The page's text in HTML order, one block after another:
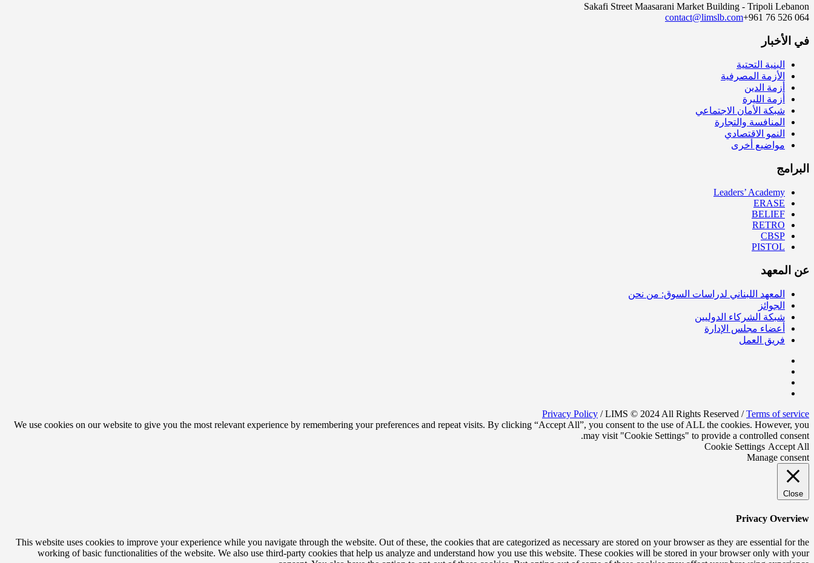
Sakafi Street Maasarani Market Building - Tripoli Lebanon
contact@limslb.com+961 76 526 064
في الأخبار
البنية التحتية
الأزمة المصرفية
أزمة الدين
أزمة الليرة
شبكة الأمان الاجتماعي
المنافسة والتجارة
النمو الاقتصادي
مواضيع أخرى
البرامج
Leaders’ Academy
ERASE
BELIEF
RETRO
CBSP
PISTOL
عن المعهد
المعهد اللبناني لدراسات السوق: من نحن
الجوائز
شبكة الشركاء الدوليين
أعضاء مجلس الإدارة
فريق العمل
Privacy Policy / LIMS © 2024 All Rights Reserved /Terms of service
We use cookies on our website to give you the most relevant experience by remembering your preferences and repeat visits. By clicking “Accept All”, you consent to the use of ALL the cookies. However, you
may visit "Cookie Settings" to provide a controlled consent.
Cookie Settings Accept All
Manage consent
Close
Privacy Overview
This website uses cookies to improve your experience while you navigate through the website. Out of these, the cookies that are categorized as necessary are stored on your browser as they are essential for the
working of basic functionalities of the website. We also use third-party cookies that help us analyze and understand how you use this website. These cookies will be stored in your browser only with your